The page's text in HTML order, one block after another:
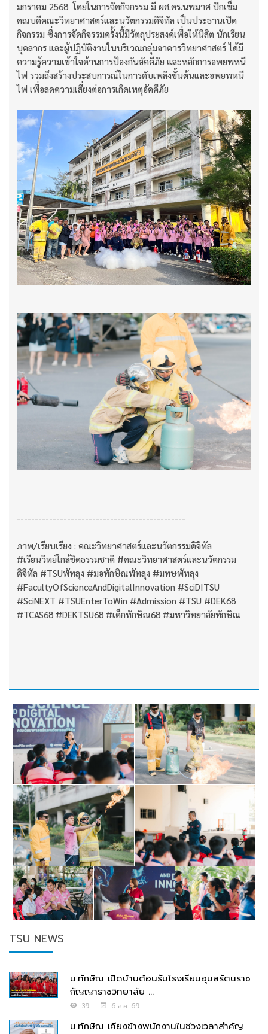
มกราคม 2568 โดยในการจัดกิจกรรม มี ผศ.ดร.นพมาศ ปักเข็ม
คณบดีคณะวิทยาศาสตร์และนวัตกรรมดิจิทัล เป็นประธานเปิด
กิจกรรม ซึ่งการจัดกิจรรมครั้งนี้มีวัตถุประสงค์เพื่อให้นิสิต นักเรียน
บุคลากร และผู้ปฏิบัติงานในบริเวณกลุ่มอาคารวิทยาศาสตร์ ได้มี
ความรู้ความเข้าใจด้านการป้องกันอัคคีภัย และหลักการอพยพหนี
ไฟ รวมถึงสร้างประสบการณ์ในการดับเพลิงขั้นต้นและอพยพหนี
ไฟ เพื่อลดความเสี่ยงต่อการเกิดเหตุอัคคีภัย
-----------------------------------------------
ภาพ/เรียบเรียง : คณะวิทยาศาสตร์และนวัตกรรมดิจิทัล
#เรียนวิทย์ใกล้ชิดธรรมชาติ #คณะวิทยาศาสตร์และนวัตกรรม
ดิจิทัล #TSUพัทลุง #มอทักษิณพัทลุง #มทษพัทลุง
#FacultyOfScienceAndDigitalInnovation #SciDITSU
#SciNEXT #TSUEnterToWin #Admission #TSU #DEK68
#TCAS68 #DEKTSU68 #เด็กทักษิณ68 #มหาวิทยาลัยทักษิณ
TSU NEWS
ม.ทักษิณ เปิดบ้านต้อนรับโรงเรียนอุบลรัตนราช
กัญญาราชวิทยาลัย ...
39 6 ส.ค. 69
ม.ทักษิณ เคียงข้างพนักงานในช่วงเวลาสำคัญ